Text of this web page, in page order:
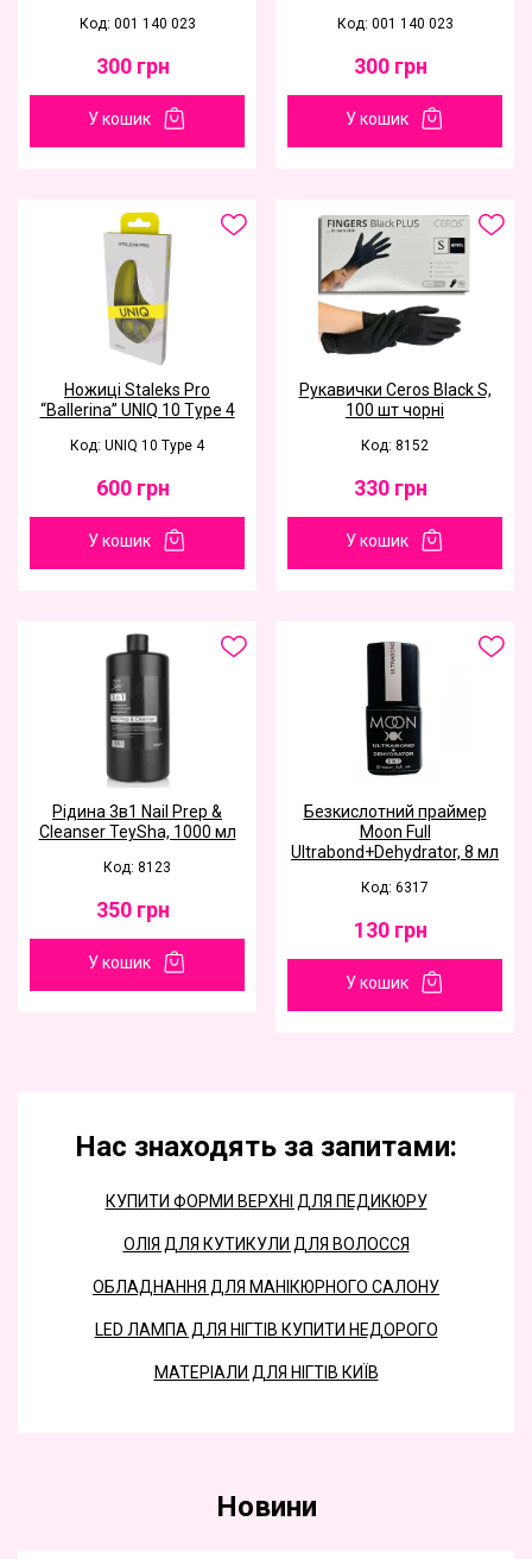
Код: 001 140 023
300 грн
У кошик
Код: 001 140 023
300 грн
У кошик
Ножиці Staleks Pro
“Ballerina” UNIQ 10 Type 4
Код: UNIQ 10 Type 4
600 грн
У кошик
Рукавички Ceros Black S,
100 шт чорні
Код: 8152
330 грн
У кошик
Рідина 3в1 Nail Prep &
Cleanser TeySha, 1000 мл
Код: 8123
350 грн
У кошик
Безкислотний праймер
Moon Full
Ultrabond+Dehydrator, 8 мл
Код: 6317
130 грн
У кошик
Нас знаходять за запитами:
КУПИТИ ФОРМИ ВЕРХНІ ДЛЯ ПЕДИКЮРУ
ОЛІЯ ДЛЯ КУТИКУЛИ ДЛЯ ВОЛОССЯ
ОБЛАДНАННЯ ДЛЯ МАНІКЮРНОГО САЛОНУ
LED ЛАМПА ДЛЯ НІГТІВ КУПИТИ НЕДОРОГО
МАТЕРІАЛИ ДЛЯ НІГТІВ КИЇВ
Новини